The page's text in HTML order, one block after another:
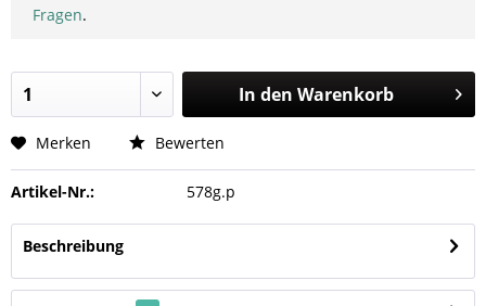
Fragen.
In den Warenkorb
Merken Bewerten
Artikel-Nr.: 578g.p
Beschreibung